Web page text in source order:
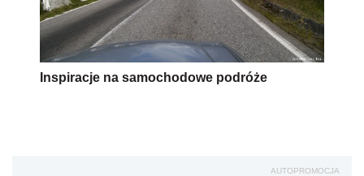
Inspiracje na samochodowe podróże
AUTOPROMOCJA